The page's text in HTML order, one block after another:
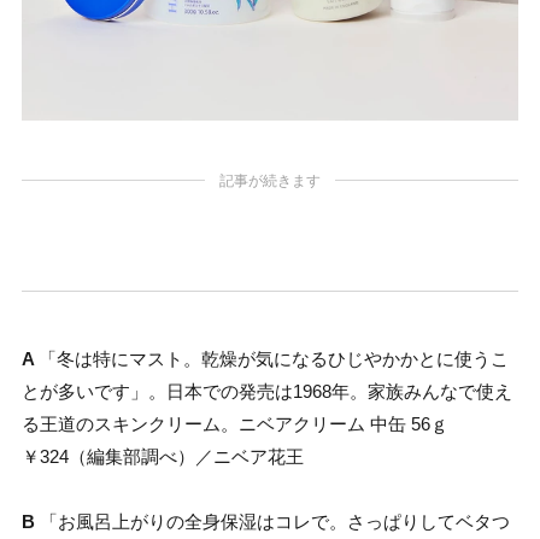
記事が続きます
A
「冬は特にマスト。乾燥が気になるひじやかかとに使うこ
とが多いです」。日本での発売は1968年。家族みんなで使え
る王道のスキンクリーム。ニベアクリーム 中缶 56ｇ
￥324（編集部調べ）／ニベア花王
B
「お風呂上がりの全身保湿はコレで。さっぱりしてベタつ